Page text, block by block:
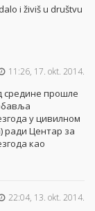
i živiš u društvu
11:26, 17. okt. 2014.
средине прошле
у цивилном
ради Центар за
као
22:04, 13. okt. 2014.